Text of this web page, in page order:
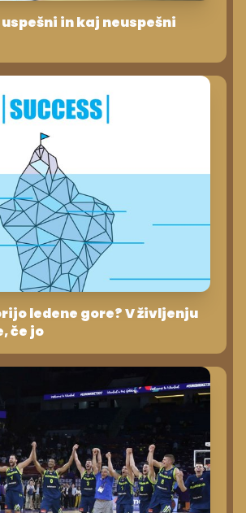
in kaj neuspešni
ledene gore? V življenju
če jo